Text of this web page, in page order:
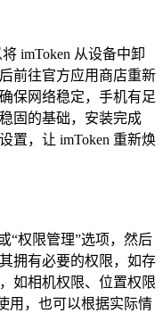
imToken 从设备中卸
前往官方应用商店重新
保网络稳定，手机有足
固的基础，安装完成
置，让 imToken 重新焕
“权限管理”选项，然后
拥有必要的权限，如存
如相机权限、位置权限
用，也可以根据实际情